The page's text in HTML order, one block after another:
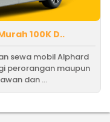
100K D..
sewa mobil Alphard
perorangan maupun
dan ...